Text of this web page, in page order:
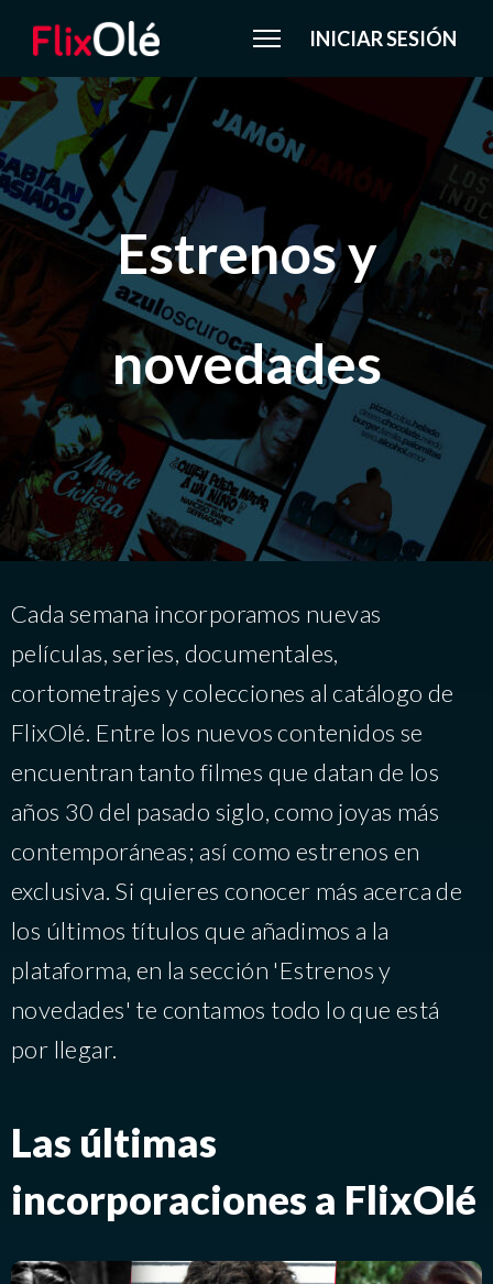
INICIAR SESIÓN
Estrenos y
novedades
Cada semana incorporamos nuevas
películas, series, documentales,
cortometrajes y colecciones al catálogo de
FlixOlé. Entre los nuevos contenidos se
encuentran tanto filmes que datan de los
años 30 del pasado siglo, como joyas más
contemporáneas; así como estrenos en
exclusiva. Si quieres conocer más acerca de
los últimos títulos que añadimos a la
plataforma, en la sección 'Estrenos y
novedades' te contamos todo lo que está
por llegar.
Las últimas
incorporaciones a FlixOlé